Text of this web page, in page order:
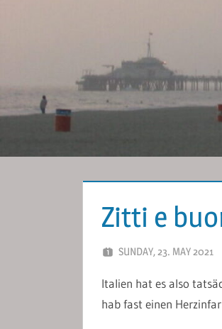
Zitti e
SUNDAY, 23. MAY 2021
Italien hat es also
hab fast einen